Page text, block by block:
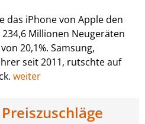
das iPhone von Apple den
Millionen Neugeräten
20,1%. Samsung,
seit 2011, rutschte auf
weiter